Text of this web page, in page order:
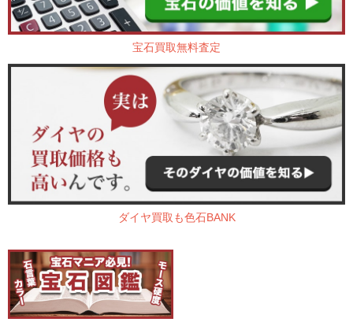
宝石買取無料査定
ダイヤ買取も色石BANK